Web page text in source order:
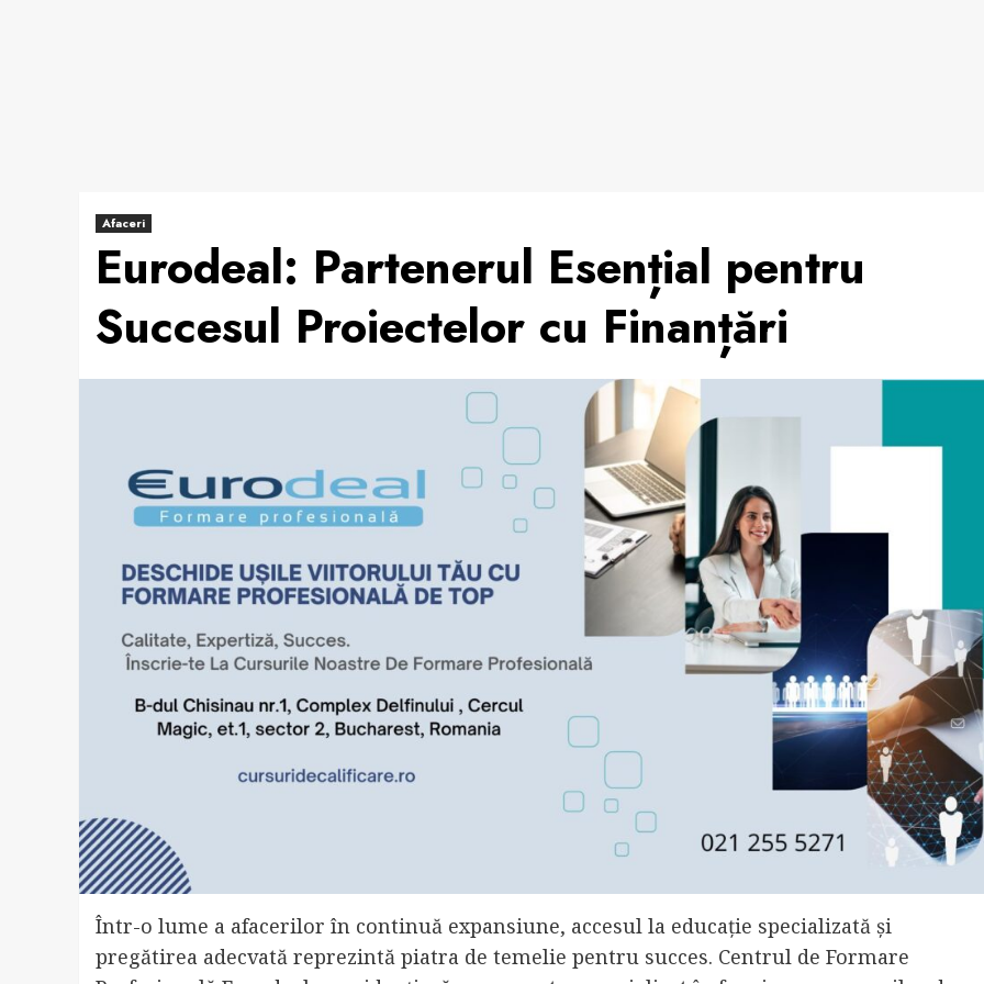
Afaceri
Eurodeal: Partenerul Esențial pentru
Succesul Proiectelor cu Finanțări
Într-o lume a afacerilor în continuă expansiune, accesul la educație specializată și
pregătirea adecvată reprezintă piatra de temelie pentru succes. Centrul de Formare